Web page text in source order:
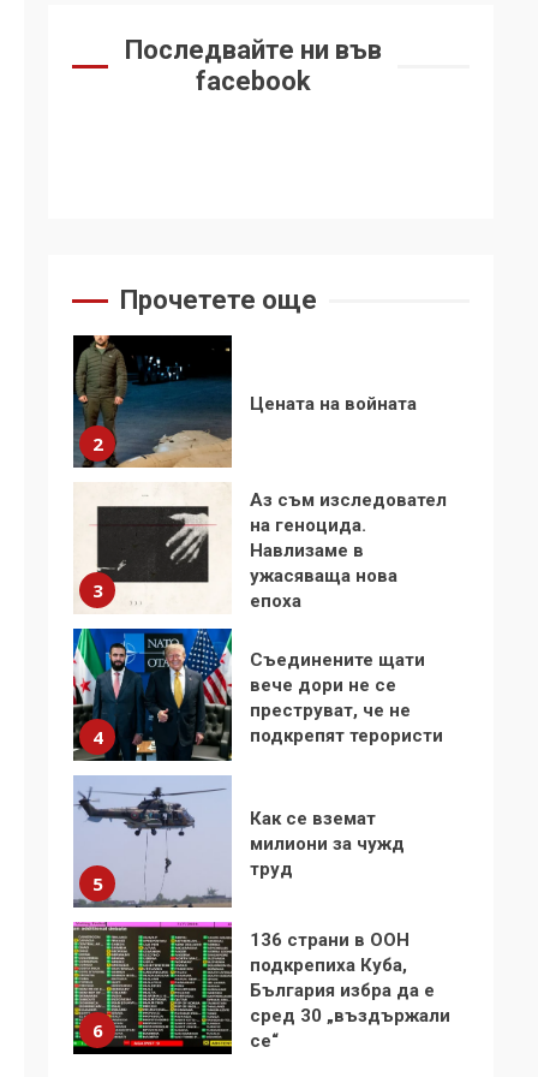
Последвайте ни във
facebook
Прочетете още
Удължаването на
1
стъпки от 1972 г.
2
Цената на войната
3
Аз съм изследовател
на геноцида.
Навлизаме в
ужасяваща нова
епоха
4
Съединените щати
вече дори не се
преструват, че не
подкрепят терористи
5
Как се вземат
милиони за чужд
труд
6
136 страни в ООН
подкрепиха Куба,
България избра да е
сред 30 „въздържали
се“